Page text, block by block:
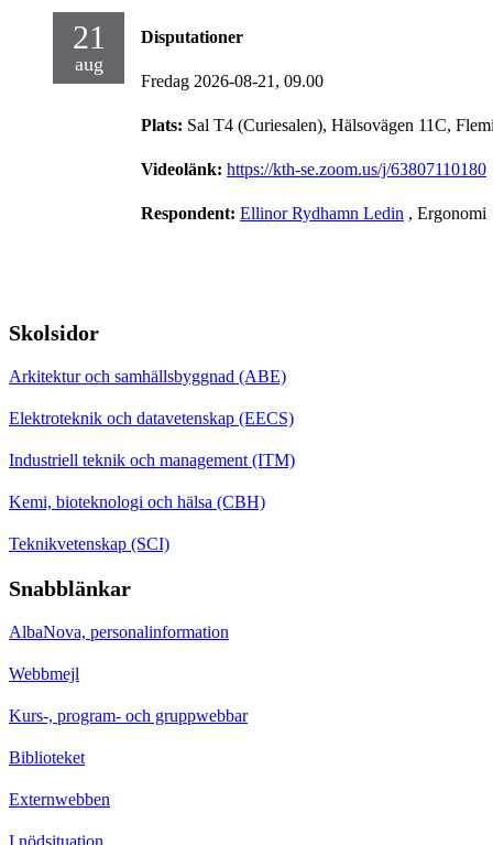
21
aug
Disputationer
Fredag 2026-08-21, 09.00
Plats: Sal T4 (Curiesalen), Hälsovägen 11C,
Videolänk: https://kth-se.zoom.us/j/63807110180
Respondent: Ellinor Rydhamn Ledin , Ergonomi
Skolsidor
Arkitektur och samhällsbyggnad (ABE)
Elektroteknik och datavetenskap (EECS)
Industriell teknik och management (ITM)
Kemi, bioteknologi och hälsa (CBH)
Teknikvetenskap (SCI)
Snabblänkar
AlbaNova, personalinformation
Webbmejl
Kurs-, program- och gruppwebbar
Biblioteket
Externwebben
I nödsituation